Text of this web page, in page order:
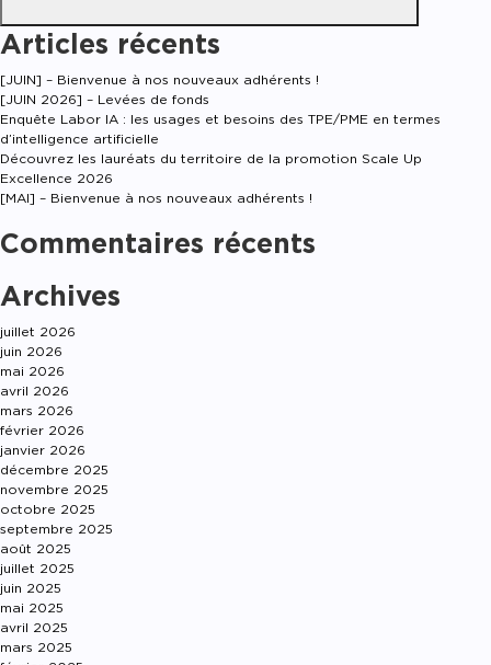
Articles récents
[JUIN] – Bienvenue à nos nouveaux adhérents !
[JUIN 2026] – Levées de fonds
Enquête Labor IA : les usages et besoins des TPE/PME en termes
d’intelligence artificielle
Découvrez les lauréats du territoire de la promotion Scale Up
Excellence 2026
[MAI] – Bienvenue à nos nouveaux adhérents !
Commentaires récents
Archives
juillet 2026
juin 2026
mai 2026
avril 2026
mars 2026
février 2026
janvier 2026
décembre 2025
novembre 2025
octobre 2025
septembre 2025
août 2025
juillet 2025
juin 2025
mai 2025
avril 2025
mars 2025